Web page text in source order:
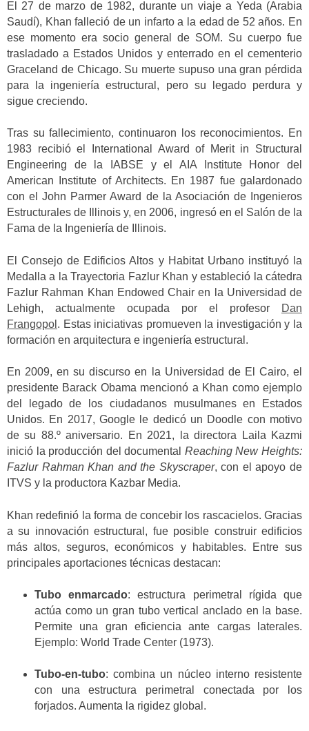
El 27 de marzo de 1982, durante un viaje a Yeda (Arabia
Saudí), Khan falleció de un infarto a la edad de 52 años. En
ese momento era socio general de SOM. Su cuerpo fue
trasladado a Estados Unidos y enterrado en el cementerio
Graceland de Chicago. Su muerte supuso una gran pérdida
para la ingeniería estructural, pero su legado perdura y
sigue creciendo.
Tras su fallecimiento, continuaron los reconocimientos. En
1983 recibió el International Award of Merit in Structural
Engineering de la IABSE y el AIA Institute Honor del
American Institute of Architects. En 1987 fue galardonado
con el John Parmer Award de la Asociación de Ingenieros
Estructurales de Illinois y, en 2006, ingresó en el Salón de la
Fama de la Ingeniería de Illinois.
El Consejo de Edificios Altos y Habitat Urbano instituyó la
Medalla a la Trayectoria Fazlur Khan y estableció la cátedra
Fazlur Rahman Khan Endowed Chair en la Universidad de
Lehigh, actualmente ocupada por el profesor
Dan
Frangopol . Estas iniciativas promueven la investigación y la
formación en arquitectura e ingeniería estructural.
En 2009, en su discurso en la Universidad de El Cairo, el
presidente Barack Obama mencionó a Khan como ejemplo
del legado de los ciudadanos musulmanes en Estados
Unidos. En 2017, Google le dedicó un Doodle con motivo
de su 88.º aniversario. En 2021, la directora Laila Kazmi
inició la producción del documental Reaching New Heights:
Fazlur Rahman Khan and the Skyscraper, con el apoyo de
ITVS y la productora Kazbar Media.
Khan redefinió la forma de concebir los rascacielos. Gracias
a su innovación estructural, fue posible construir edificios
más altos, seguros, económicos y habitables. Entre sus
principales aportaciones técnicas destacan:
Tubo enmarcado: estructura perimetral rígida que
actúa como un gran tubo vertical anclado en la base.
Permite una gran eficiencia ante cargas laterales.
Ejemplo: World Trade Center (1973).
Tubo-en-tubo: combina un núcleo interno resistente
con una estructura perimetral conectada por los
forjados. Aumenta la rigidez global.